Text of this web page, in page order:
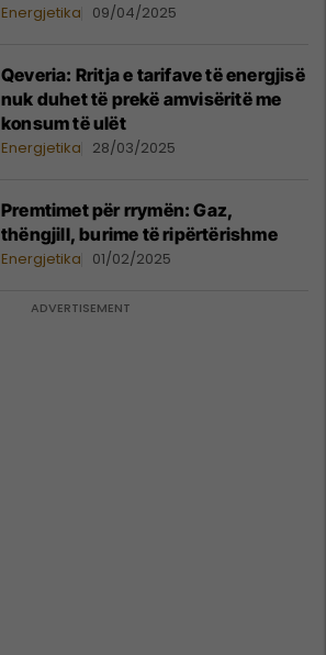
Energjetika 09/04/2025
Qeveria: Rritja e tarifave të energjisë
nuk duhet të prekë amvisëritë me
konsum të ulët
Energjetika 28/03/2025
Premtimet për rrymën: Gaz,
thëngjill, burime të ripërtërishme
Energjetika 01/02/2025